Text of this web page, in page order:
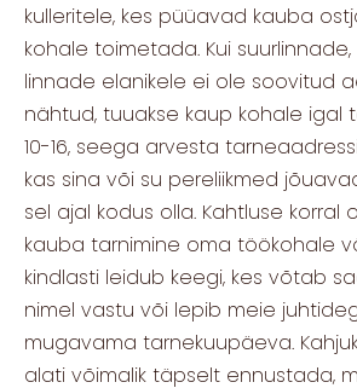
kulleritele, kes püüavad kauba
kohale toimetada. Kui
linnade elanikele ei ole soovitud
nähtud, tuuakse kaup kohale igal
10-16, seega arvesta
kas sina või su pereliikmed
sel ajal kodus olla. Kahtluse korral
kauba tarnimine oma töökohale
kindlasti leidub keegi, kes võtab
nimel vastu või lepib meie
mugavama tarnekuupäeva.
alati võimalik täpselt ennustada,